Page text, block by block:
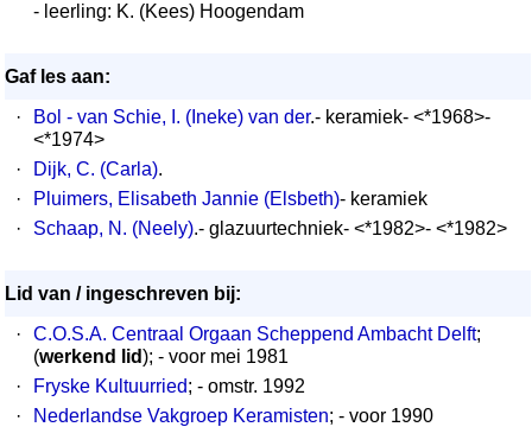
- leerling: K. (Kees) Hoogendam
Gaf les aan:
·
Bol - van Schie, I. (Ineke) van der.- keramiek- <*1968>-
<*1974>
·
Dijk, C. (Carla).
·
Pluimers, Elisabeth Jannie (Elsbeth)- keramiek
·
Schaap, N. (Neely).- glazuurtechniek- <*1982>- <*1982>
Lid van / ingeschreven bij:
·
C.O.S.A. Centraal Orgaan Scheppend Ambacht Delft;
(werkend lid); - voor mei 1981
·
Fryske Kultuurried; - omstr. 1992
·
Nederlandse Vakgroep Keramisten; - voor 1990